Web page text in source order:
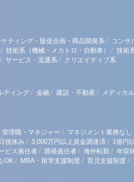
ケティング・販促企画・商品開発系/ コンサ
/ 技術系（機械・メカトロ・自動車） / 技術
/ サービス・流通系 / クリエイティブ系
ティング / 金融 / 建設・不動産 / メディカル
管理職・マネジャー / マネジメント業務なし
祝休み / 3,000万円以上資金調達済 / 1億円
ビス責任者 / 開発責任者 / 海外転勤 / 年収
OK / MBA・留学支援制度 / 育児支援制度 /